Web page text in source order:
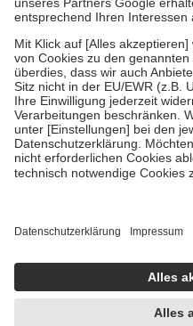
Um das Engagement der
stärken und die besondere
fallenkeine Zuzahlungenan bei:
• Kindern und Jugendlichen bis
mit Ausnahme der Fahrkosten
• Untersuchungen zur Vorsorge
GKV getragen werden
• empfohlenen Schutzimpfungen
• Harn- und Blutteststreifen
getroffen, um sicherzustellen,
https://help.etrusted.com/hc/
Einige Bilder und Inhalte